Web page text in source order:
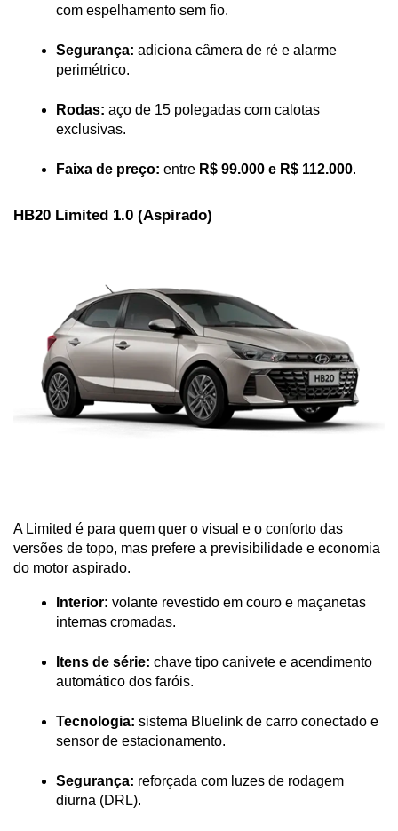
com espelhamento sem fio.
Segurança: adiciona câmera de ré e alarme
perimétrico.
Rodas: aço de 15 polegadas com calotas
exclusivas.
Faixa de preço: entre R$ 99.000 e R$ 112.000.
HB20 Limited 1.0 (Aspirado)
A Limited é para quem quer o visual e o conforto das
versões de topo, mas prefere a previsibilidade e economia
do motor aspirado.
Interior: volante revestido em couro e maçanetas
internas cromadas.
Itens de série: chave tipo canivete e acendimento
automático dos faróis.
Tecnologia: sistema Bluelink de carro conectado e
sensor de estacionamento.
Segurança: reforçada com luzes de rodagem
diurna (DRL).